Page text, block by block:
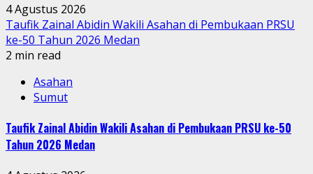
4 Agustus 2026
Taufik Zainal Abidin Wakili Asahan di Pembukaan PRSU
ke-50 Tahun 2026 Medan
2 min read
Asahan
Sumut
Taufik Zainal Abidin Wakili Asahan di Pembukaan PRSU ke-50
Tahun 2026 Medan